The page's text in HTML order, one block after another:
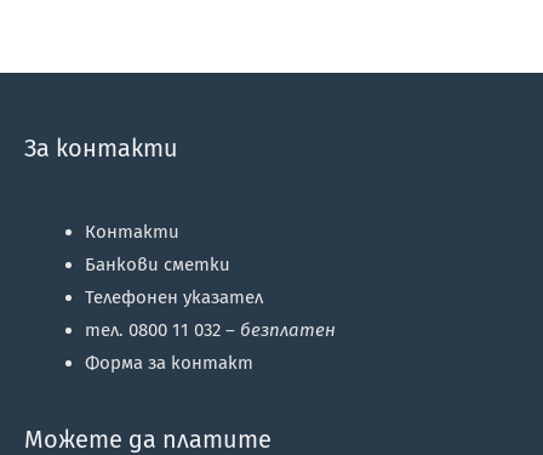
За контакти
Контакти
Банкови сметки
Телефонен указател
тел. 0800 11 032 – безплатен
Форма за контакт
Можете да платите